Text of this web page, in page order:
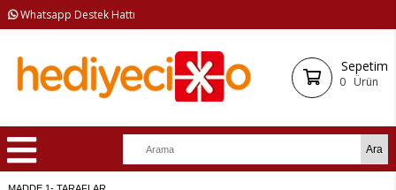
Whatsapp Destek Hattı
Sepetim
0 Ürün